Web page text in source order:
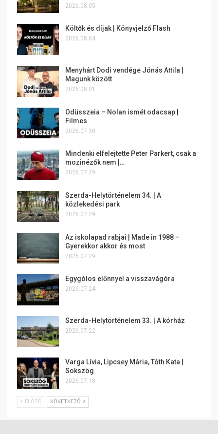
2026.08.05.
Költők és díjak | Könyvjelző Flash
2026.08.04.
Menyhárt Dodi vendége Jónás Attila |
Magunk között
2026.08.01.
Odüsszeia – Nolan ismét odacsap |
Filmes
2026.07.30.
Mindenki elfelejtette Peter Parkert, csak a
mozinézők nem |…
2026.07.29.
Szerda-Helytörténelem 34. | A
közlekedési park
2026.07.29.
Az iskolapad rabjai | Made in 1988 –
Gyerekkor akkor és most
2026.07.29.
Egygólos előnnyel a visszavágóra
2026.07.24.
Szerda-Helytörténelem 33. | A kórház
2026.07.22.
Varga Lívia, Lipcsey Mária, Tóth Kata |
Sokszög
2026.07.18.
ELŐZŐ KÖVETKEZŐ